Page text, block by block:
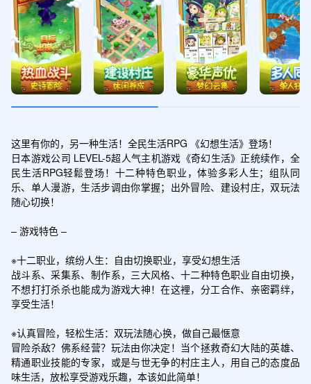
这里有你的，另一种生活！全民生活RPG 《幻想生活》登场！
日本游戏公司 LEVEL-5超人气主机游戏《奇幻生活》正统续作，全
民生活RPG轻鬆登场！十二种特色职业，体验多彩人生；组队同
乐、单人漫游，生活步调由你掌握；出外冒险、建设村庄，双玩法
随心切换！
– 游戏特色 –
※十二职业，缤纷人生：自由切换职业，享受幻想生活
战斗系、采集系、制作系，三大风格、十二种特色职业自由切换，
不想打打杀杀也能成为游戏大神！在这裡，分工合作、亲密羁绊，
享受生活！
※认真冒险，轻松生活：双玩法随心换，做自己最惬意
冒险杀敌？佛系经营？玩法由你决定！当个拯救奇幻大陆的英雄、
精通职业技能的专家，或是与世无争的村庄主人，用自己的态度品
味生活，放松享受游戏乐趣，本该如此简单！